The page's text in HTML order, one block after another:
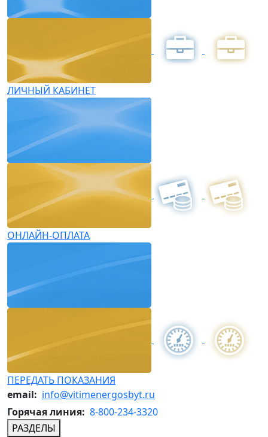
ЛИЧНЫЙ КАБИНЕТ
ОНЛАЙН-ОПЛАТА
ПЕРЕДАТЬ ПОКАЗАНИЯ
email: info@vitimenergosbyt.ru
Горячая линия: 8-800-234-3320
РАЗДЕЛЫ